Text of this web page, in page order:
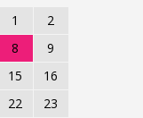
1
2
8
9
15
16
22
23